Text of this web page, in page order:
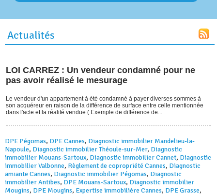
Actualités
LOI CARREZ : Un vendeur condamné pour ne
pas avoir réalisé le mesurage
Le vendeur d'un appartement à été condamné à payer diverses sommes à
son acquéreur en raison de la différence de surface entre celle mentionnée
dans l'acte et la réalité vendue ( Exemple de différence de...
DPE Pégomas, DPE Cannes, Diagnostic immobilier Mandelieu-la-
Napoule, Diagnostic immobilier Théoule-sur-Mer, Diagnostic
immobilier Mouans-Sartoux, Diagnostic immobilier Cannet, Diagnostic
immobilier Valbonne, Règlement de copropriété Cannes, Diagnostic
amiante Cannes, Diagnostic immobilier Pégomas, Diagnostic
immobilier Antibes, DPE Mouans-Sartoux, Diagnostic immobilier
Mougins, DPE Mougins, Expertise immobilière Cannes, DPE Grasse,